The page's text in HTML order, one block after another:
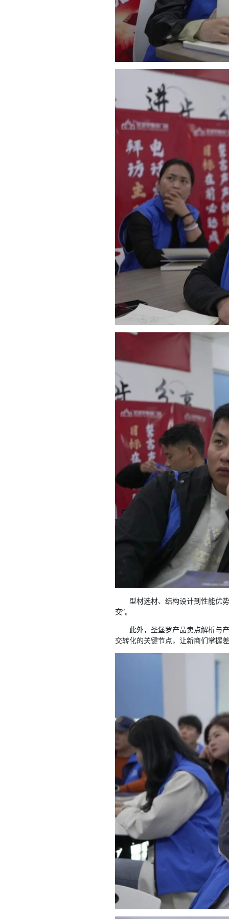
型材选材、结构设计到性能优
交”。
此外，圣堡罗产品卖点解析与
交转化的关键节点，让新商们掌握